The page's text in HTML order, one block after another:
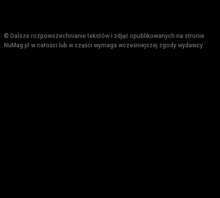
© Dalsze rozpowszechnianie tekstów i zdjęć opublikowanych na stronie
NuMag.pl w całości lub w części wymaga wcześniejszej zgody wydawcy.